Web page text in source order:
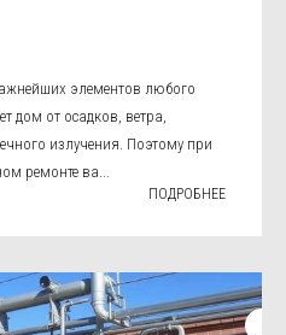
элементов любого
дом от осадков, ветра,
излучения. Поэтому при
ремонте ва...
ПОДРОБНЕЕ